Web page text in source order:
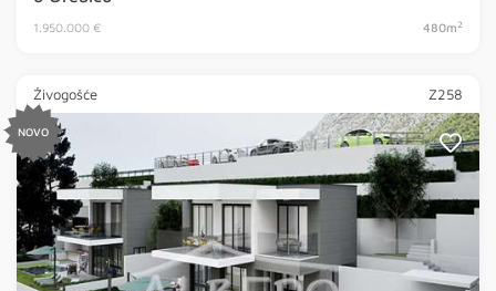
1.950.000 € 480m 2
Živogošće Z258
NOVO